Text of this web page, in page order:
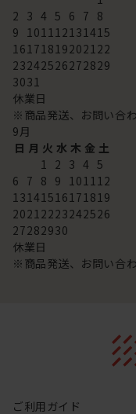
2 3 4 5 6 7 8
9 101112131415
16171819202122
23242526272829
3031
休業日
※商品発送、お問い合わ
9月
日 月 火 水 木 金 土
1 2 3 4 5
6 7 8 9 101112
13141516171819
20212223242526
27282930
休業日
※商品発送、お問い合わ
ご利用ガイド